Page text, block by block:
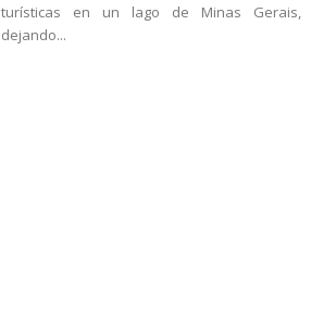
turísticas en un lago de Minas Gerais,
dejando...